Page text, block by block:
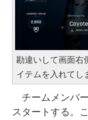
勘違いして画面右
イテムを入れてし
チームメンバ
スタートする。